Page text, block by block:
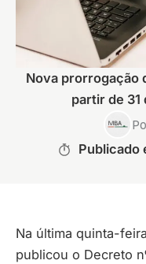
Nova prorrogação
partir de
Publicado
Na última quinta-
publicou o Decreto